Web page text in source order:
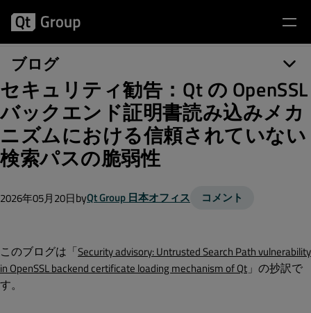
ブログ
セキュリティ勧告：Qt の OpenSSL
バックエンド証明書読み込みメカ
ニズムにおける信頼されていない
検索パスの脆弱性
2026年05月20日byQt Group 日本オフィス コメント
このブログは「Security advisory: Untrusted Search Path vulnerability
in OpenSSL backend certificate loading mechanism of Qt 」の抄訳で
す。